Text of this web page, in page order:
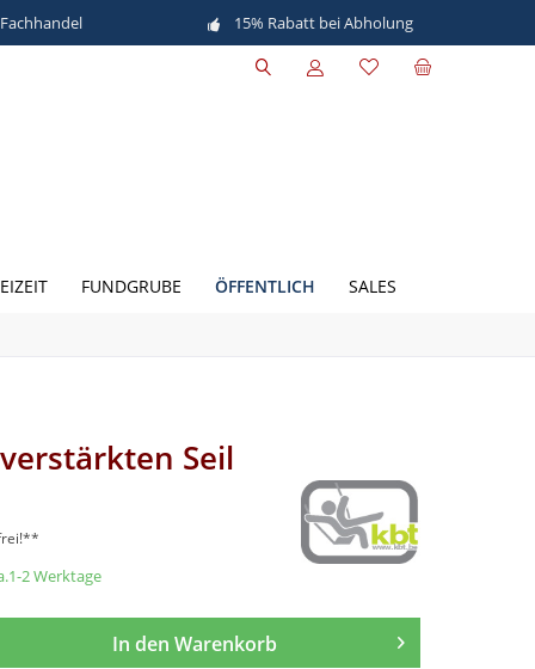
15% Rabatt bei Abholung
FUNDGRUBE ÖFFENTLICH SALES
Seil
2 Werktage
In den Warenkorb